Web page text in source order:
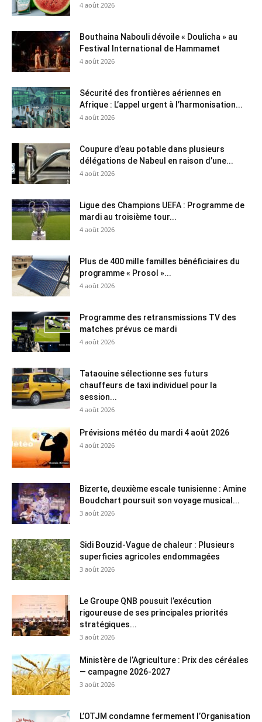
4 août 2026
Bouthaina Nabouli dévoile « Doulicha » au
Festival International de Hammamet
4 août 2026
Sécurité des frontières aériennes en
Afrique : L’appel urgent à l’harmonisation...
4 août 2026
Coupure d’eau potable dans plusieurs
délégations de Nabeul en raison d’une...
4 août 2026
Ligue des Champions UEFA : Programme de
mardi au troisième tour...
4 août 2026
Plus de 400 mille familles bénéficiaires du
programme « Prosol »...
4 août 2026
Programme des retransmissions TV des
matches prévus ce mardi
4 août 2026
Tataouine sélectionne ses futurs
chauffeurs de taxi individuel pour la
session...
4 août 2026
Prévisions météo du mardi 4 août 2026
4 août 2026
Bizerte, deuxième escale tunisienne : Amine
Boudchart poursuit son voyage musical...
3 août 2026
Sidi Bouzid-Vague de chaleur : Plusieurs
superficies agricoles endommagées
3 août 2026
Le Groupe QNB pousuit l’exécution
rigoureuse de ses principales priorités
stratégiques...
3 août 2026
Ministère de l’Agriculture : Prix des céréales
— campagne 2026-2027
3 août 2026
L’OTJM condamne fermement l’Organisation